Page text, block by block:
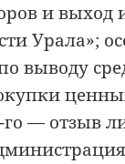
и выход
Урала»;
выводу
го — отзыв